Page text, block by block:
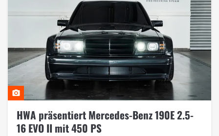
HWA präsentiert Mercedes-Benz 190E 2.5-
16 EVO II mit 450 PS